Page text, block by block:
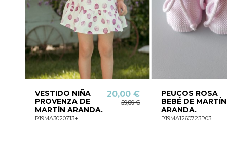
VESTIDO NIÑA
PROVENZA DE
MARTÍN ARANDA.
P19MA3020713+
20,00 €
59,80 €
PEUCOS ROSA
BEBÉ DE MARTÍN
ARANDA.
P19MA1260723P03